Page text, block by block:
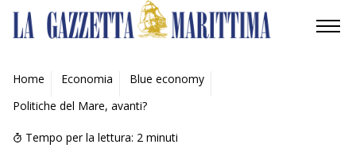
AMBIENTE
MOBILITÀ
INDUSTRIA
Home Economia
Blue economy
Politiche del Mare, avanti?
Tempo per la lettura: 2 minuti